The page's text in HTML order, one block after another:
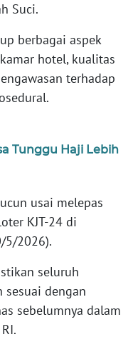
Suci.
berbagai aspek
hotel, kualitas
terhadap
Tunggu Haji Lebih
usai melepas
KJT-24 di
5/2026).
seluruh
sesuai dengan
sebelumnya dalam